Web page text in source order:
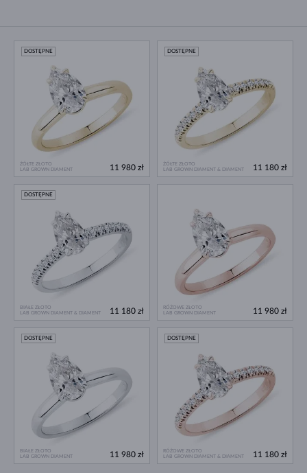
ŻÓŁTE ZŁOTO
LAB GROWN DIAMENT
DOSTĘPNE
11 980 zł
ŻÓŁTE ZŁOTO
LAB GROWN DIAMENT & DIAMENT
DOSTĘPNE
11 180 zł
BIAŁE ZŁOTO
LAB GROWN DIAMENT & DIAMENT
DOSTĘPNE
11 180 zł
RÓŻOWE ZŁOTO
LAB GROWN DIAMENT
11 980 zł
BIAŁE ZŁOTO
LAB GROWN DIAMENT
DOSTĘPNE
11 980 zł
RÓŻOWE ZŁOTO
LAB GROWN DIAMENT & DIAMENT
DOSTĘPNE
11 180 zł